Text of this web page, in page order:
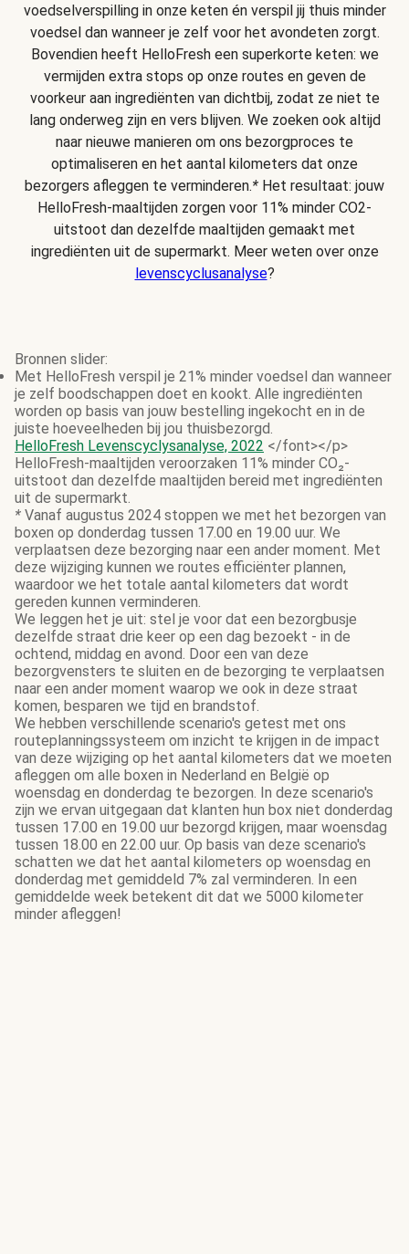
voedselverspilling in onze keten én verspil jij thuis minder
voedsel dan wanneer je zelf voor het avondeten zorgt.
Bovendien heeft HelloFresh een superkorte keten: we
vermijden extra stops op onze routes en geven de
voorkeur aan ingrediënten van dichtbij, zodat ze niet te
lang onderweg zijn en vers blijven. We zoeken ook altijd
naar nieuwe manieren om ons bezorgproces te
optimaliseren en het aantal kilometers dat onze
bezorgers afleggen te verminderen.* Het resultaat: jouw
HelloFresh-maaltijden zorgen voor 11% minder CO2-
uitstoot dan dezelfde maaltijden gemaakt met
ingrediënten uit de supermarkt. Meer weten over onze
levenscyclusanalyse?
Bronnen slider:
Met HelloFresh verspil je 21% minder voedsel dan wanneer
je zelf boodschappen doet en kookt. Alle ingrediënten
worden op basis van jouw bestelling ingekocht en in de
juiste hoeveelheden bij jou thuisbezorgd.
HelloFresh Levenscyclysanalyse, 2022 </font></p>
HelloFresh-maaltijden veroorzaken 11% minder CO₂-
uitstoot dan dezelfde maaltijden bereid met ingrediënten
uit de supermarkt.
* Vanaf augustus 2024 stoppen we met het bezorgen van
boxen op donderdag tussen 17.00 en 19.00 uur. We
verplaatsen deze bezorging naar een ander moment. Met
deze wijziging kunnen we routes efficiënter plannen,
waardoor we het totale aantal kilometers dat wordt
gereden kunnen verminderen.
We leggen het je uit: stel je voor dat een bezorgbusje
dezelfde straat drie keer op een dag bezoekt - in de
ochtend, middag en avond. Door een van deze
bezorgvensters te sluiten en de bezorging te verplaatsen
naar een ander moment waarop we ook in deze straat
komen, besparen we tijd en brandstof.
We hebben verschillende scenario's getest met ons
routeplanningssysteem om inzicht te krijgen in de impact
van deze wijziging op het aantal kilometers dat we moeten
afleggen om alle boxen in Nederland en België op
woensdag en donderdag te bezorgen. In deze scenario's
zijn we ervan uitgegaan dat klanten hun box niet donderdag
tussen 17.00 en 19.00 uur bezorgd krijgen, maar woensdag
tussen 18.00 en 22.00 uur. Op basis van deze scenario's
schatten we dat het aantal kilometers op woensdag en
donderdag met gemiddeld 7% zal verminderen. In een
gemiddelde week betekent dit dat we 5000 kilometer
minder afleggen!